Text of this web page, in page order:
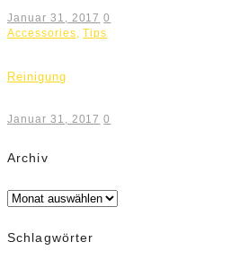
Januar 31, 2017 0
Accessories,Tips
Reinigung
Januar 31, 2017 0
Archiv
Archiv
Schlagwörter